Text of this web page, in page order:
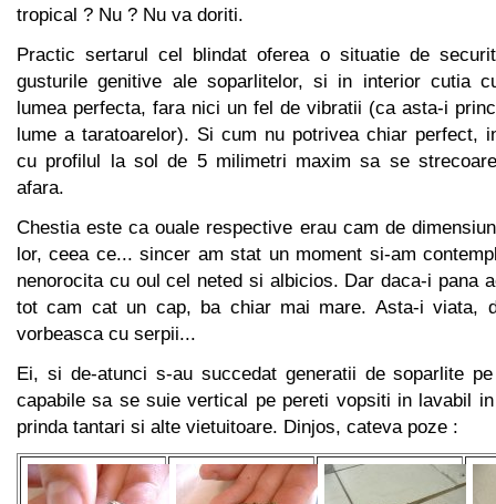
tropical ? Nu ? Nu va doriti.
Practic sertarul cel blindat oferea o situatie de
gusturile genitive ale soparlitelor, si in interior cutia
lumea perfecta, fara nici un fel de vibratii (ca asta-i
lume a taratoarelor). Si cum nu potrivea chiar perfect,
cu profilul la sol de 5 milimetri maxim sa se
afara.
Chestia este ca ouale respective erau cam de
lor, ceea ce... sincer am stat un moment si-am
nenorocita cu oul cel neted si albicios. Dar daca-i pana
tot cam cat un cap, ba chiar mai mare. Asta-i viata,
vorbeasca cu serpii...
Ei, si de-atunci s-au succedat generatii de soparlite
capabile sa se suie vertical pe pereti vopsiti in lavabil
prinda tantari si alte vietuitoare. Dinjos, cateva poze :